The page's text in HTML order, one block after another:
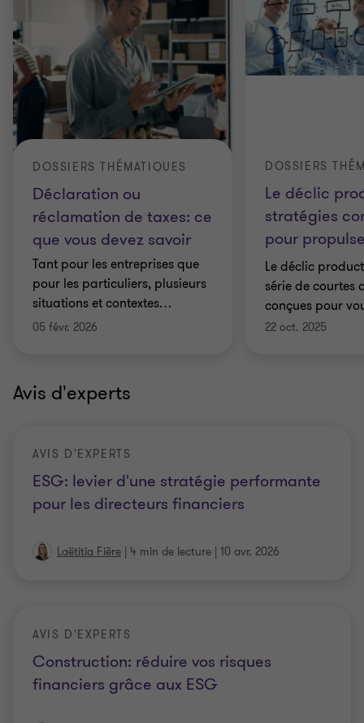
Déclaration ou
réclamation de taxes: ce
que vous devez savoir
DOSSIERS THÉMATIQUES
Tant pour les entreprises que
pour les particuliers, plusieurs
situations et contextes…
05 févr. 2026
Le déclic
stratégies
pour
DOSSIERS
Le déclic
série de courtes
conçues pour
22 oct. 2025
Avis d'experts
ESG: levier d'une stratégie performante
pour les directeurs financiers
AVIS D'EXPERTS
Laëtitia Fière | 4 min de lecture | 10 avr. 2026
Construction: réduire vos risques
financiers grâce aux ESG
AVIS D'EXPERTS